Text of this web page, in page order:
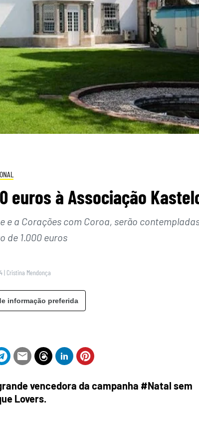
euros à Associação
e a Corações com Coroa, serão
de 1.000 euros
| Cristina Mendonça
informação preferida
vencedora da campanha #Natal sem
Lovers.